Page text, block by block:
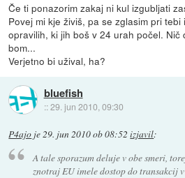
Če ti ponazorim zakaj ni kul izgubljati
Povej mi kje živiš, pa se zglasim pri
opravilih, ki jih boš v 24 urah počel. Nič
bom...
Verjetno bi užival, ha?
bluefish
::29. jun 2010, 09:30
P4ajo je29. jun 2010 ob 08:52 izjavil:
A tale sporazum deluje v obe smeri,
znotraj EU imele dostop do transakcij